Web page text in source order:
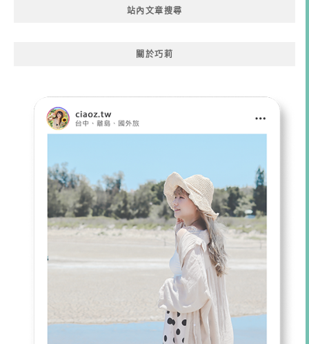
站內文章搜尋
關於巧莉